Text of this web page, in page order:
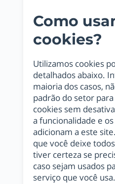
Como
cookies?
Utilizamos cookies
detalhados abaixo.
maioria dos casos,
padrão do setor
cookies sem
a funcionalidade e
adicionam a este
que você deixe
tiver certeza se
caso sejam usados
serviço que você usa.